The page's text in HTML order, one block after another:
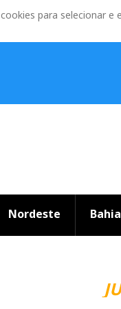
para selecionar
Nordeste Bahia